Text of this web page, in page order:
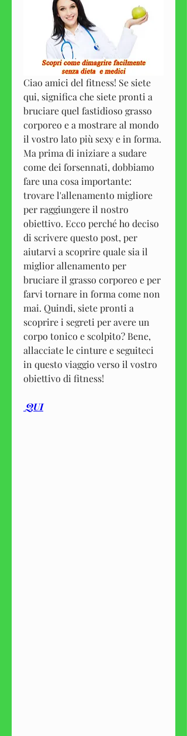
Ciao amici del fitness! Se siete
qui, significa che siete pronti a
bruciare quel fastidioso grasso
corporeo e a mostrare al mondo
il vostro lato più sexy e in forma.
Ma prima di iniziare a sudare
come dei forsennati, dobbiamo
fare una cosa importante:
trovare l'allenamento migliore
per raggiungere il nostro
obiettivo. Ecco perché ho deciso
di scrivere questo post, per
aiutarvi a scoprire quale sia il
miglior allenamento per
bruciare il grasso corporeo e per
farvi tornare in forma come non
mai. Quindi, siete pronti a
scoprire i segreti per avere un
corpo tonico e scolpito? Bene,
allacciate le cinture e seguiteci
in questo viaggio verso il vostro
obiettivo di fitness!
QUI